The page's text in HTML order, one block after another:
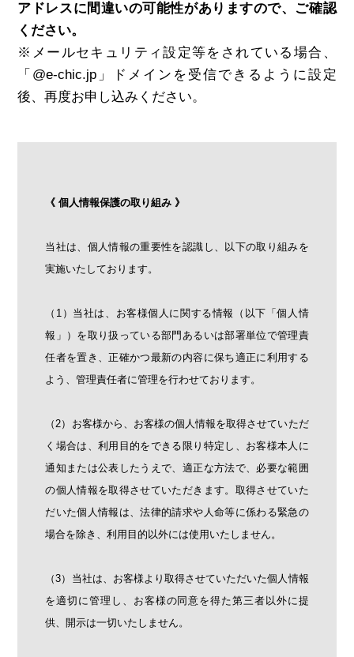
アドレスに間違いの可能性がありますので、ご確認
ください。
※メールセキュリティ設定等をされている場合、
「@e-chic.jp」ドメインを受信できるように設定
後、再度お申し込みください。
《 個人情報保護の取り組み 》
当社は、個人情報の重要性を認識し、以下の取り組みを
実施いたしております。
（1）当社は、お客様個人に関する情報（以下「個人情
報」）を取り扱っている部門あるいは部署単位で管理責
任者を置き、正確かつ最新の内容に保ち適正に利用する
よう、管理責任者に管理を行わせております。
（2）お客様から、お客様の個人情報を取得させていただ
く場合は、利用目的をできる限り特定し、お客様本人に
通知または公表したうえで、適正な方法で、必要な範囲
の個人情報を取得させていただきます。取得させていた
だいた個人情報は、法律的請求や人命等に係わる緊急の
場合を除き、利用目的以外には使用いたしません。
（3）当社は、お客様より取得させていただいた個人情報
を適切に管理し、お客様の同意を得た第三者以外に提
供、開示は一切いたしません。